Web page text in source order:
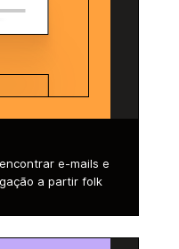
e-mails e
a partir folk